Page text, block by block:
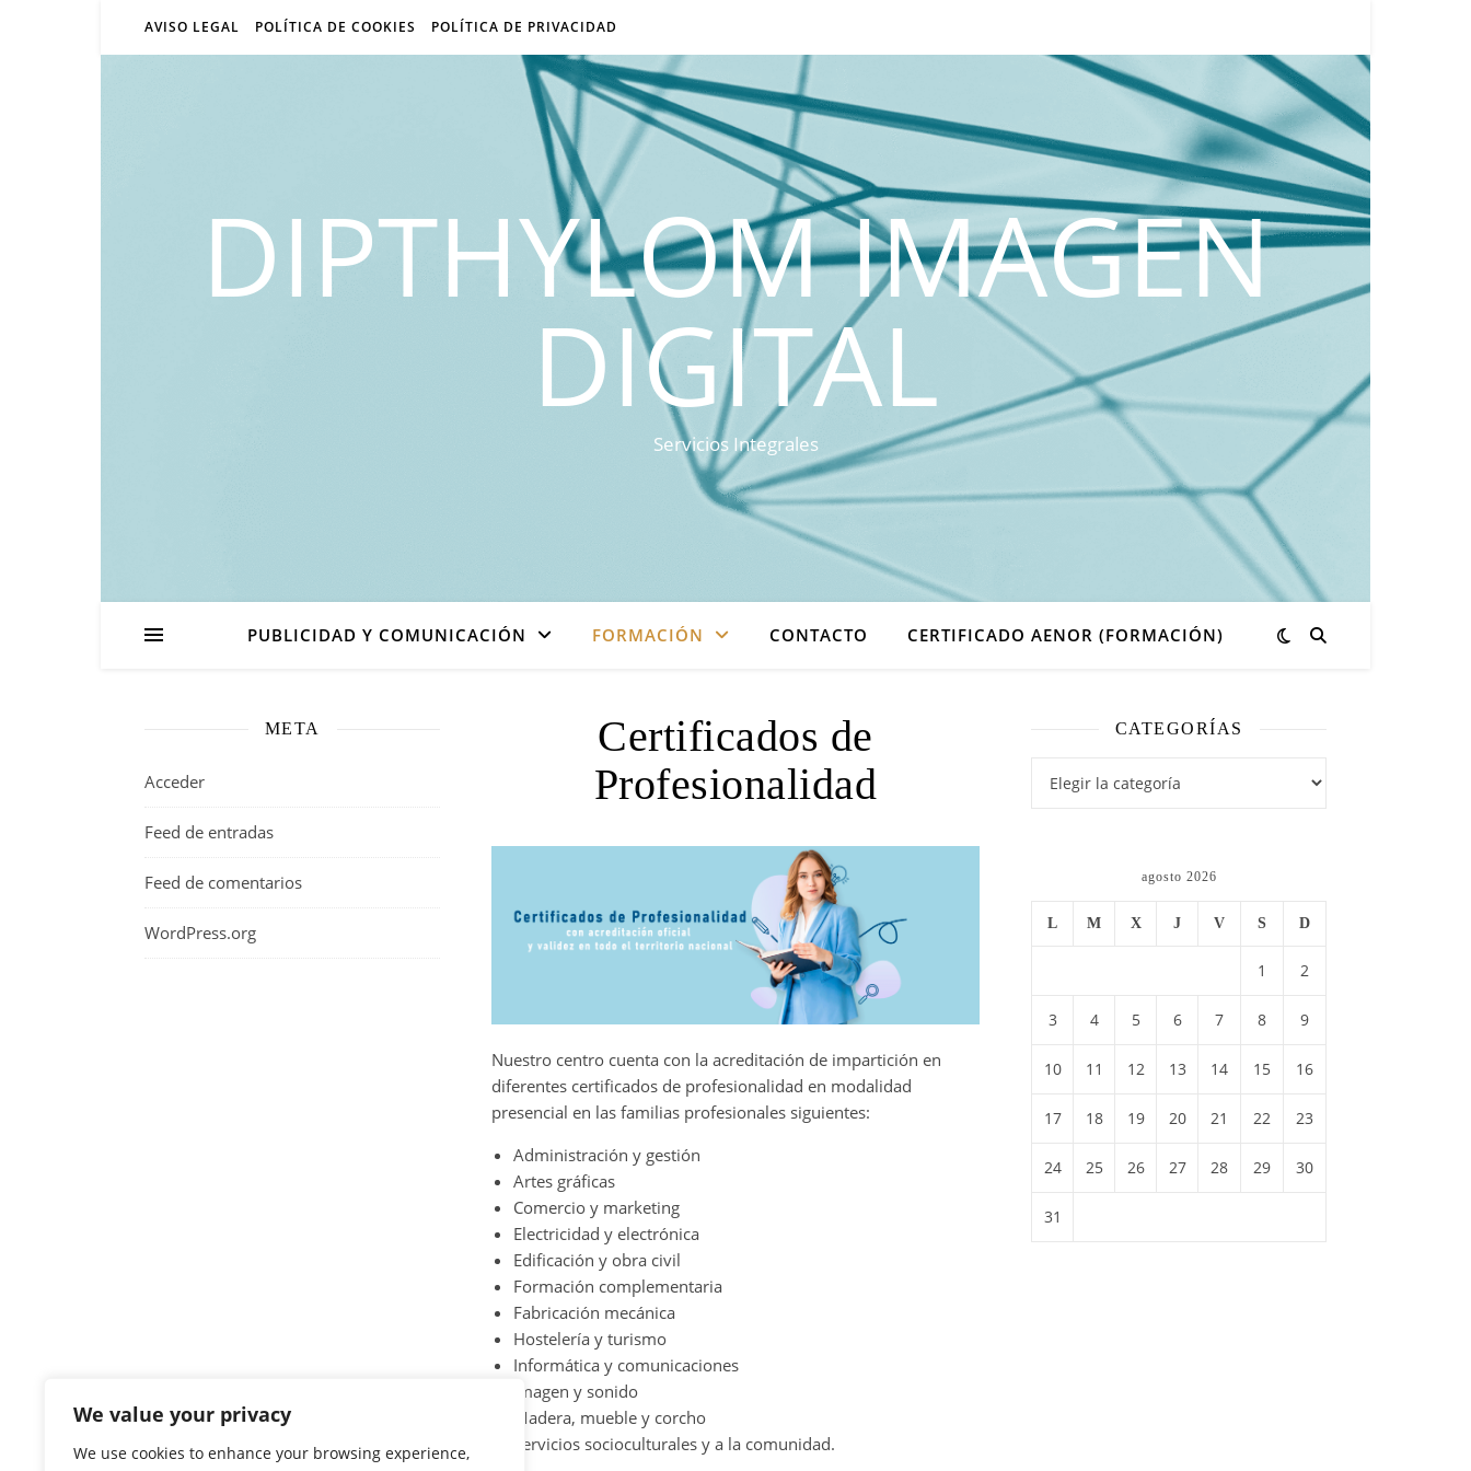
We value your privacy
We use cookies to enhance your browsing experience,
AVISO LEGAL POLÍTICA DE COOKIES POLÍTICA DE PRIVACIDAD
DIPTHYLOM IMAGEN
DIGITAL
Servicios Integrales
PUBLICIDAD Y COMUNICACIÓN FORMACIÓN CONTACTO CERTIFICADO AENOR (FORMACIÓN)
META
Acceder
Feed de entradas
Feed de comentarios
WordPress.org
Certificados de
Profesionalidad
Nuestro centro cuenta con la acreditación de impartición en
diferentes certificados de profesionalidad en modalidad
presencial en las familias profesionales siguientes:
Administración y gestión
Artes gráficas
Comercio y marketing
Electricidad y electrónica
Edificación y obra civil
Formación complementaria
Fabricación mecánica
Hostelería y turismo
Informática y comunicaciones
Imagen y sonido
Madera, mueble y corcho
Servicios socioculturales y a la comunidad.
CATEGORÍAS
agosto 2026
L M X J V S D
1 2
3 4 5 6 7 8 9
10 11 12 13 14 15 16
17 18 19 20 21 22 23
24 25 26 27 28 29 30
31